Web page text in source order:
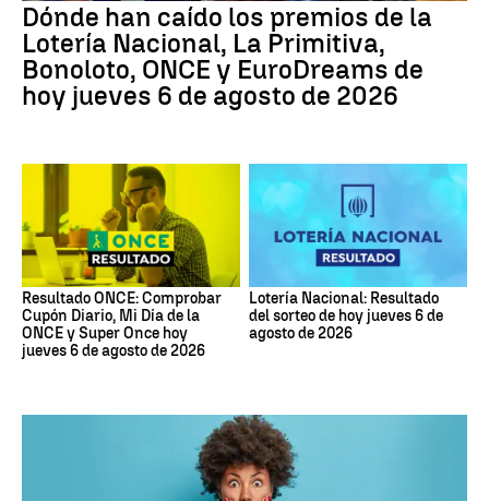
Dónde han caído los premios de la
Lotería Nacional, La Primitiva,
Bonoloto, ONCE y EuroDreams de
hoy jueves 6 de agosto de 2026
Resultado ONCE: Comprobar
Cupón Diario, Mi Día de la
ONCE y Super Once hoy
jueves 6 de agosto de 2026
Lotería Nacional: Resultado
del sorteo de hoy jueves 6 de
agosto de 2026